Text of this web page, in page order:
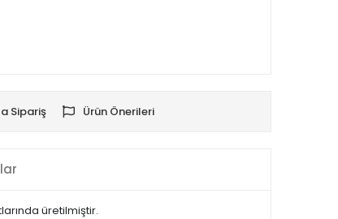
Sipariş Ürün Önerileri
üretilmiştir.